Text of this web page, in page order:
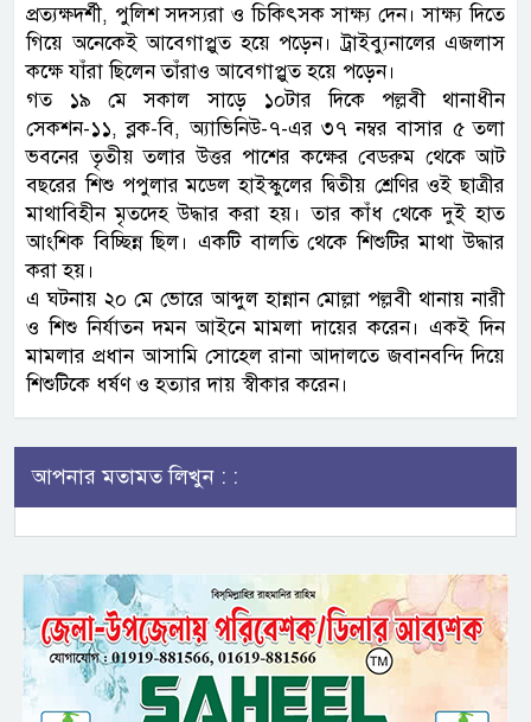
প্রত্যক্ষদর্শী, পুলিশ সদস্যরা ও চিকিৎসক সাক্ষ্য দেন। সাক্ষ্য দিতে
গিয়ে অনেকেই আবেগাপ্লুত হয়ে পড়েন। ট্রাইব্যুনালের এজলাস
কক্ষে যাঁরা ছিলেন তাঁরাও আবেগাপ্লুত হয়ে পড়েন।
গত ১৯ মে সকাল সাড়ে ১০টার দিকে পল্লবী থানাধীন
সেকশন-১১, ব্লক-বি, অ্যাভিনিউ-৭-এর ৩৭ নম্বর বাসার ৫ তলা
ভবনের তৃতীয় তলার উত্তর পাশের কক্ষের বেডরুম থেকে আট
বছরের শিশু পপুলার মডেল হাইস্কুলের দ্বিতীয় শ্রেণির ওই ছাত্রীর
মাথাবিহীন মৃতদেহ উদ্ধার করা হয়। তার কাঁধ থেকে দুই হাত
আংশিক বিচ্ছিন্ন ছিল। একটি বালতি থেকে শিশুটির মাথা উদ্ধার
করা হয়।
এ ঘটনায় ২০ মে ভোরে আব্দুল হান্নান মোল্লা পল্লবী থানায় নারী
ও শিশু নির্যাতন দমন আইনে মামলা দায়ের করেন। একই দিন
মামলার প্রধান আসামি সোহেল রানা আদালতে জবানবন্দি দিয়ে
শিশুটিকে ধর্ষণ ও হত্যার দায় স্বীকার করেন।
আপনার মতামত লিখুন : :